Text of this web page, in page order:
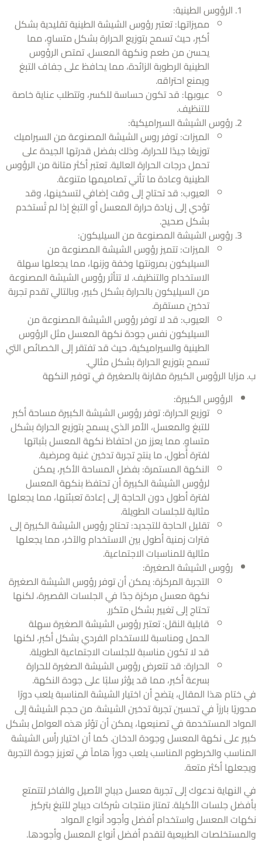
الرؤوس الطينية:
مميزاتها: تعتبر رؤوس الشيشة الطينية تقليدية بشكل
أكبر، حيث تسمح بتوزيع الحرارة بشكل متساوٍ، مما
يحسن من طعم ونكهة المعسل. تمتص الرؤوس
الطينية الرطوبة الزائدة، مما يحافظ على جفاف التبغ
ويمنع احتراقه.
عيوبها: قد تكون حساسة للكسر، وتتطلب عناية خاصة
للتنظيف.
رؤوس الشيشة السيراميكية:
الميزات: توفر روس الشيشة المصنوعة من السيراميك
توزيعًا جيدًا للحرارة، وذلك بفضل قدرتها الجيدة على
تحمل درجات الحرارة العالية. تعتبر أكثر متانة من الرؤوس
الطينية وعادة ما تأتي تصاميمها متنوعة.
العيوب: قد تحتاج إلى وقت إضافي لتسخينها، وقد
تؤدي إلى زيادة حرارة المعسل أو التبغ إذا لم تُستخدم
بشكل صحيح.
رؤوس الشيشة المصنوعة من السيليكون:
الميزات: تتميز رؤوس الشيشة المصنوعة من
السيليكون بمرونتها وخفة وزنها، مما يجعلها سهلة
الاستخدام والتنظيف. لا تتأثر رؤوس الشيشة المصنوعة
من السيليكون بالحرارة بشكل كبير، وبالتالي تقدم تجربة
تدخين مستقرة.
العيوب: قد لا توفر رؤوس الشيشة المصنوعة من
السيليكون نفس جودة نكهة المعسل مثل الرؤوس
الطينية والسيراميكية، حيث قد تفتقر إلى الخصائص التي
تسمح بتوزيع الحرارة بشكل مثالي.
الرؤوس الكبيرة مقارنة بالصغيرة في توفير النكهة
الرؤوس الكبيرة:
توزيع الحرارة: توفر رؤوس الشيشة الكبيرة مساحة أكبر
للتبغ والمعسل، الأمر الذي يسمح بتوزيع الحرارة بشكل
متساوٍ. مما يعزز من احتفاظ نكهة المعسل بثباتها
لفترة أطول، ما ينتج تجربة تدخين غنية ومرضية.
النكهة المستمرة: بفضل المساحة الأكبر، يمكن
لرؤوس الشيشة الكبيرة أن تحتفظ بنكهة المعسل
لفترة أطول دون الحاجة إلى إعادة تعبئتها، مما يجعلها
مثالية للجلسات الطويلة.
تقليل الحاجة للتجديد: تحتاج رؤوس الشيشة الكبيرة إلى
فترات زمنية أطول بين الاستخدام والآخر، مما يجعلها
مثالية للمناسبات الاجتماعية.
رؤوس الشيشة الصغيرة:
التجربة المركزة: يمكن أن توفر رؤوس الشيشة الصغيرة
نكهة معسل مركزة جدًا في الجلسات القصيرة، لكنها
تحتاج إلى تغيير بشكل متكرر.
قابلية النقل: تعتبر رؤوس الشيشة الصغيرة سهلة
الحمل ومناسبة للاستخدام الفردي بشكل أكبر، لكنها
قد لا تكون مناسبة للجلسات الاجتماعية الطويلة.
الحرارة: قد تتعرض رؤوس الشيشة الصغيرة للحرارة
بسرعة أكبر، مما قد يؤثر سلبًا على جودة النكهة.
هذا المقال، يتضح أن اختيار الشيشة المناسبة يلعب دورًا
بارزاً في تحسين تجربة تدخين الشيشة. من حجم الشيشة إلى
المستخدمة في تصنيعها، يمكن أن تؤثر هذه العوامل بشكل
على نكهة المعسل وجودة الدخان. كما أن اختيار رأس الشيشة
والخرطوم المناسب يلعب دوراً هاماً في تعزيز جودة التجربة
أكثر متعة.
ندعوك إلى تجربة معسل ديباج الأصيل والفاخر لتتمتع
جلسات الأكيلة. تمتاز منتجات شركات ديباج للتبغ بتركيز
المعسل واستخدام أفضل وأجود أنواع المواد
الطبيعية لتقدم أفضل أنواع المعسل وأجودها.